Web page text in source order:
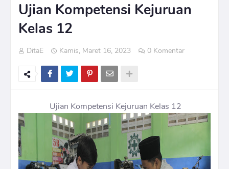
Ujian Kompetensi Kejuruan
Kelas 12
DitaE Kamis, Maret 16, 2023 0 Komentar
Ujian Kompetensi Kejuruan Kelas 12